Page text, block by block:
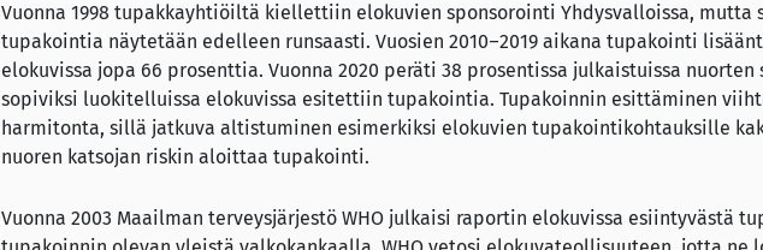
Vuonna 1998 tupakkayhtiöiltä kiellettiin elokuvien sponsorointi Yhdysvalloissa,
tupakointia näytetään edelleen runsaasti. Vuosien 2010–2019 aikana tupakointi
elokuvissa jopa 66 prosenttia. Vuonna 2020 peräti 38 prosentissa julkaistuissa nuorten
sopiviksi luokitelluissa elokuvissa esitettiin tupakointia. Tupakoinnin esittäminen
harmitonta, sillä jatkuva altistuminen esimerkiksi elokuvien tupakointikohtauksille
nuoren katsojan riskin aloittaa tupakointi.
Vuonna 2003 Maailman terveysjärjestö WHO julkaisi raportin elokuvissa esiintyvästä